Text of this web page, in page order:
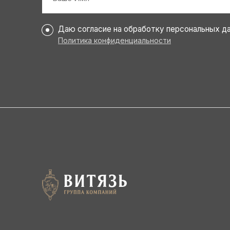
Персональные
данные
Даю согласие на обработку персональных
Политика конфиденциальности